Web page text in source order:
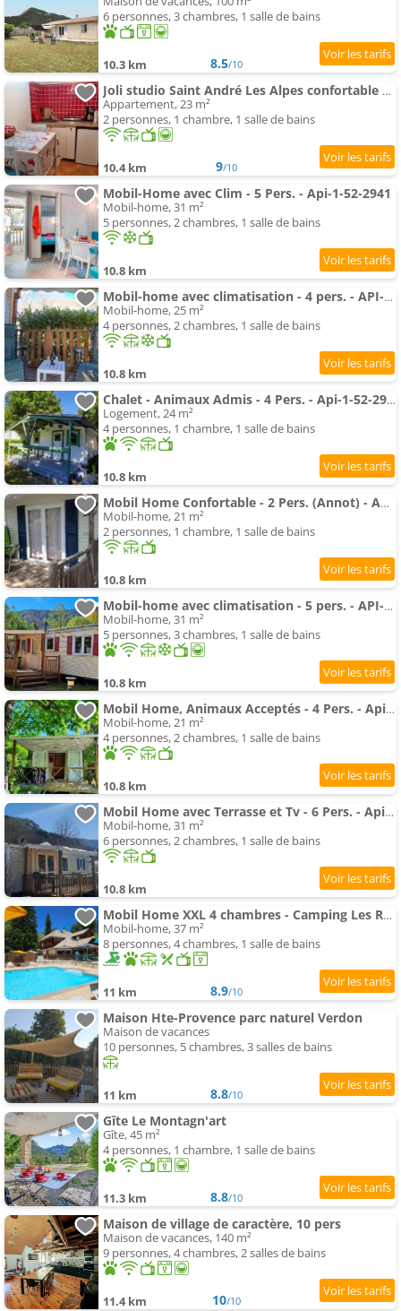
6 personnes, 3 chambres, 1 salle de bains
10.3 km 8.5/10
Joli studio Saint André Les Alpes confortable et bien situé, idéal randonnées, parapente
Appartement, 23 m²
2 personnes, 1 chambre, 1 salle de bains
10.4 km 9/10
Mobil-Home avec Clim - 5 Pers. - Api-1-52-2941
Mobil-home, 31 m²
5 personnes, 2 chambres, 1 salle de bains
10.8 km
Mobil-home avec climatisation - 4 pers. - API-1-52-2946
Mobil-home, 25 m²
4 personnes, 2 chambres, 1 salle de bains
10.8 km
Chalet - Animaux Admis - 4 Pers. - Api-1-52-2942
Logement, 24 m²
4 personnes, 1 chambre, 1 salle de bains
10.8 km
Mobil Home Confortable - 2 Pers. (Annot) - Api-1-52-2944
Mobil-home, 21 m²
2 personnes, 1 chambre, 1 salle de bains
10.8 km
Mobil-home avec climatisation - 5 pers. - API-1-52-2947
Mobil-home, 31 m²
5 personnes, 3 chambres, 1 salle de bains
10.8 km
Mobil Home, Animaux Acceptés - 4 Pers. - Api-1-52-2945
Mobil-home, 21 m²
4 personnes, 2 chambres, 1 salle de bains
10.8 km
Mobil Home avec Terrasse et Tv - 6 Pers. - Api-1-52-2943
Mobil-home, 31 m²
6 personnes, 2 chambres, 1 salle de bains
10.8 km
Mobil Home XXL 4 chambres - Camping Les Relarguiers
Mobil-home, 37 m²
8 personnes, 4 chambres, 1 salle de bains
11 km 8.9/10
Maison Hte-Provence parc naturel Verdon
Maison de vacances
10 personnes, 5 chambres, 3 salles de bains
11 km 8.8/10
Gîte Le Montagn'art
Gîte, 45 m²
4 personnes, 1 chambre, 1 salle de bains
11.3 km 8.8/10
Maison de village de caractère, 10 pers
Maison de vacances, 140 m²
9 personnes, 4 chambres, 2 salles de bains
11.4 km 10/10